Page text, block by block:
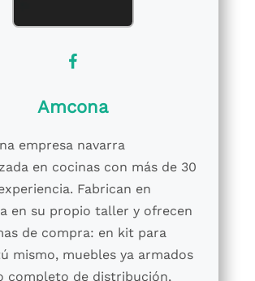
Amcona
empresa navarra
en cocinas con más de 30
Fabrican en
en su propio taller y ofrecen
de compra: en kit para
mismo, muebles ya armados
completo de distribución,